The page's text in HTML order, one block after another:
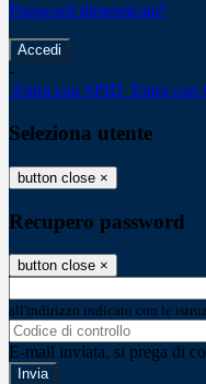
Password dimenticata?
-
Entra con SPID Entra con
Seleziona utente
button close ×
Recupero password
button close ×
all'indirizzo indicato con le
E-mail inviata, si prega di